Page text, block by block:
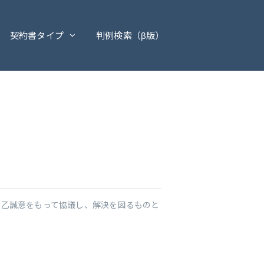
契約書タイプ 判例検索（β版）
誠意をもって協議し、解決を図るものと